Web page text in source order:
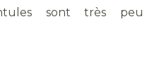
sont très peu